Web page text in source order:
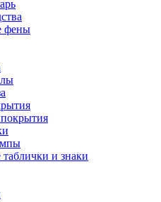
фены
и знаки